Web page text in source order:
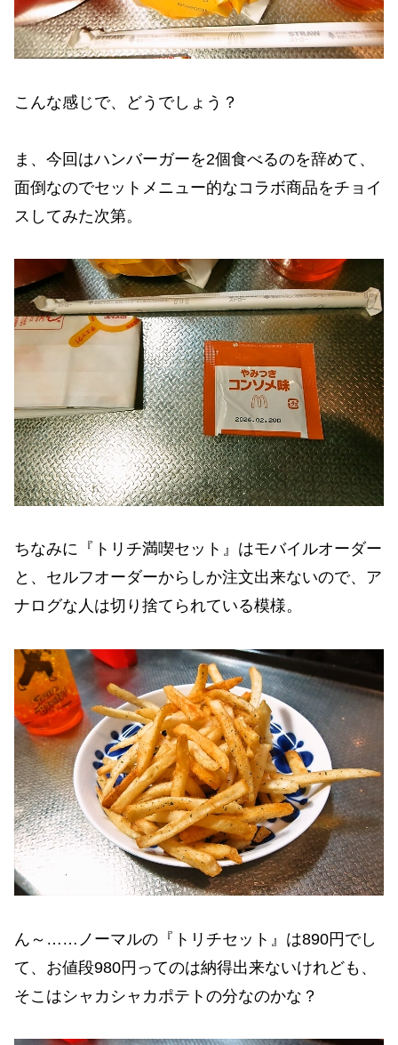
こんな感じで、どうでしょう？
ま、今回はハンバーガーを2個食べるのを辞めて、
面倒なのでセットメニュー的なコラボ商品をチョイ
スしてみた次第。
ちなみに『トリチ満喫セット』はモバイルオーダー
と、セルフオーダーからしか注文出来ないので、ア
ナログな人は切り捨てられている模様。
ん～……ノーマルの『トリチセット』は890円でし
て、お値段980円ってのは納得出来ないけれども、
そこはシャカシャカポテトの分なのかな？